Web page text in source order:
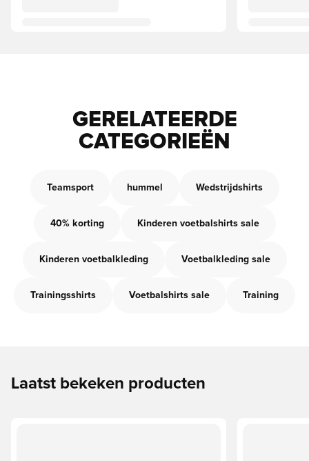
GERELATEERDE
CATEGORIEËN
Teamsport hummel Wedstrijdshirts
40% korting Kinderen voetbalshirts sale
Kinderen voetbalkleding Voetbalkleding sale
Trainingsshirts Voetbalshirts sale Training
Laatst bekeken producten